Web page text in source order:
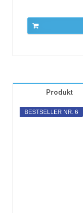
Produkt
BESTSELLER NR. 6